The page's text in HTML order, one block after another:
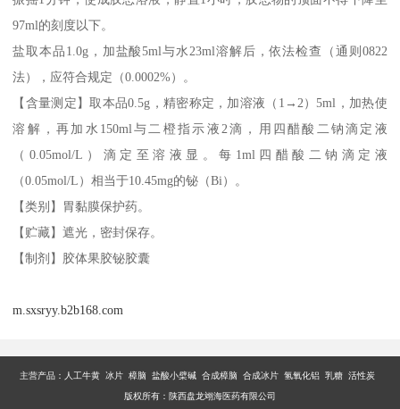
97ml的刻度以下。
盐取本品1.0g，加盐酸5ml与水23ml溶解后，依法检查（通则0822
法），应符合规定（0.0002%）。
【含量测定】取本品0.5g，精密称定，加溶液（1→2）5ml，加热使
溶解，再加水150ml与二橙指示液2滴，用四醋酸二钠滴定液
（0.05mol/L）滴定至溶液显。每1ml四醋酸二钠滴定液
（0.05mol/L）相当于10.45mg的铋（Bi）。
【类别】胃黏膜保护药。
【贮藏】遮光，密封保存。
【制剂】胶体果胶铋胶囊
m.sxsryy.b2b168.com
主营产品： 人工牛黄 冰片 樟脑 盐酸小檗碱 合成樟脑 合成冰片 氢氧化铝 乳糖 活性炭
版权所有：陕西盘龙翊海医药有限公司